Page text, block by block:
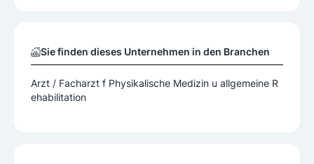
Sie finden dieses Unternehmen in den Branchen
Arzt / Facharzt f Physikalische Medizin u allgemeine R
ehabilitation